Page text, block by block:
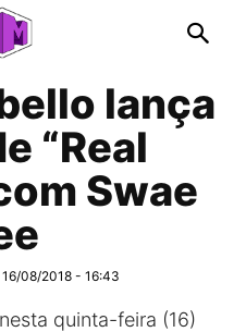
lança
“Real
Swae
16/08/2018 - 16:43
quinta-feira (16)